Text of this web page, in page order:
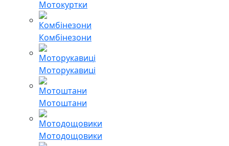
Мотокуртки
Комбінезони
Моторукавиці
Мотоштани
Мотодощовики